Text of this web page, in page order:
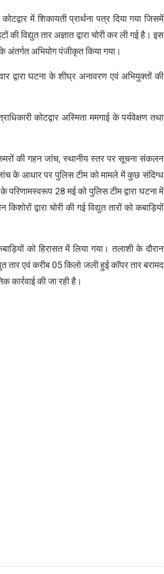
में शिकायती प्रार्थना पत्र दिया गया जिसमें
की विद्युत तार अज्ञात द्वारा चोरी कर ली गई है। इस
अभियोग पंजीकृत किया गया।
द्वारा घटना के शीघ्र अनावरण एवं अभियुक्तों की
कोटद्वार अस्मिता ममगाई के पर्यवेक्षण तथा
की गहन जांच, स्थानीय स्तर पर सूचना संकलन
के आधार पर पुलिस टीम को मामले में कुछ संदिग्ध
28 मई को पुलिस टीम द्वारा घटना में
द्वारा चोरी की गई विद्युत तारों को कबाड़ियों
को हिरासत में लिया गया। तलाशी के दौरान
एवं करीब 05 किलो जली हुई कॉपर तार बरामद
कार्रवाई की जा रही है।